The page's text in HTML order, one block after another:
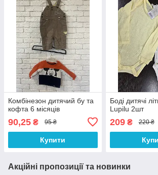
Комбінезон дитячий бу та
кофта 6 місяців
90,25 ₴ 95 ₴
Купити
Боді дитячі
Lupilu 2шт
209₴ 220 ₴
Акційні пропозиції та новинки